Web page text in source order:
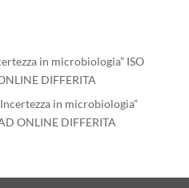
in microbiologia” ISO
DIFFERITA
in microbiologia”
ONLINE DIFFERITA